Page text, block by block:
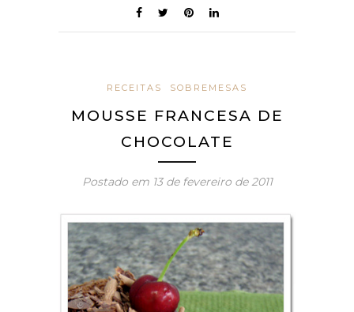
RECEITAS SOBREMESAS
MOUSSE FRANCESA DE
CHOCOLATE
Postado em 13 de fevereiro de 2011